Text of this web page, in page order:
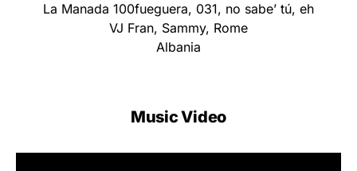
La Manada 100fueguera, 031, no sabe’ tú, eh
VJ Fran, Sammy, Rome
Albania
Music Video